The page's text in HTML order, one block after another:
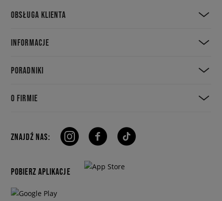
OBSŁUGA KLIENTA
INFORMACJE
PORADNIKI
O FIRMIE
ZNAJDŹ NAS:
POBIERZ APLIKACJE